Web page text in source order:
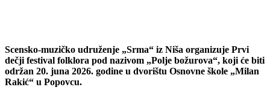
Scensko-muzičko udruženje „Srma“ iz Niša organizuje Prvi
dečji festival folklora pod nazivom „Polje božurova“, koji će biti
održan 20. juna 2026. godine u dvorištu Osnovne škole „Milan
Rakić“ u Popovcu.